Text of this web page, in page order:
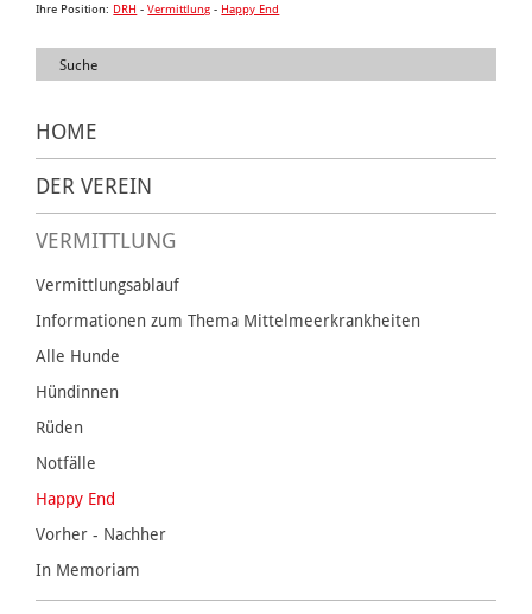
Ihre Position: DRH -Vermittlung - Happy End
HOME
DER VEREIN
VERMITTLUNG
Vermittlungsablauf
Informationen zum Thema Mittelmeerkrankheiten
Alle Hunde
Hündinnen
Rüden
Notfälle
Happy End
Vorher - Nachher
In Memoriam